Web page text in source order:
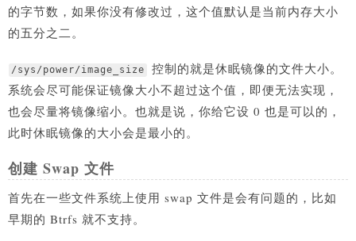
的字节数，如果你没有修改过，这个值默认是当前内存大小
的五分之二。
/sys/power/image_size
控制的就是休眠镜像的文件大小。
系统会尽可能保证镜像大小不超过这个值，即便无法实现，
也会尽量将镜像缩小。也就是说，你给它设 0 也是可以的，
此时休眠镜像的大小会是最小的。
创建 Swap 文件
首先在一些文件系统上使用 swap 文件是会有问题的，比如
早期的 Btrfs 就不支持。